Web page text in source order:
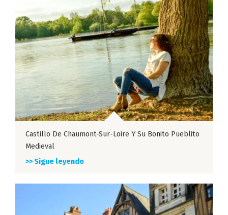
Castillo De Chaumont-Sur-Loire Y Su Bonito Pueblito
Medieval
>> Sigue leyendo